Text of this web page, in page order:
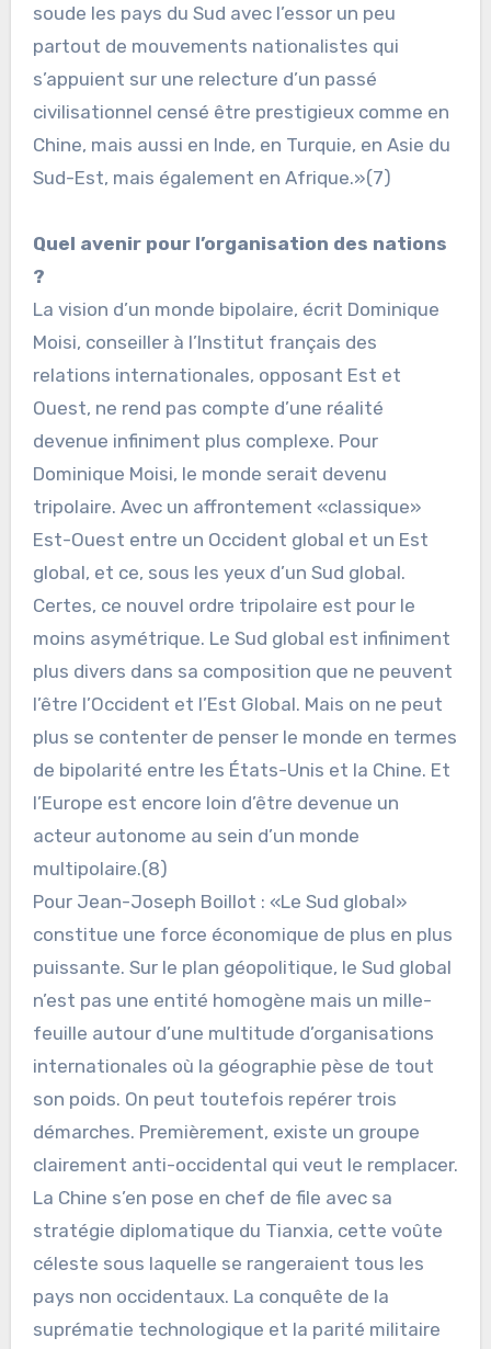
soude les pays du Sud avec l’essor un peu
partout de mouvements nationalistes qui
s’appuient sur une relecture d’un passé
civilisationnel censé être prestigieux comme en
Chine, mais aussi en Inde, en Turquie, en Asie du
Sud-Est, mais également en Afrique.»(7)
Quel avenir pour l’organisation des nations
?
La vision d’un monde bipolaire, écrit Dominique
Moisi, conseiller à l’Institut français des
relations internationales, opposant Est et
Ouest, ne rend pas compte d’une réalité
devenue infiniment plus complexe. Pour
Dominique Moisi, le monde serait devenu
tripolaire. Avec un affrontement «classique»
Est-Ouest entre un Occident global et un Est
global, et ce, sous les yeux d’un Sud global.
Certes, ce nouvel ordre tripolaire est pour le
moins asymétrique. Le Sud global est infiniment
plus divers dans sa composition que ne peuvent
l’être l’Occident et l’Est Global. Mais on ne peut
plus se contenter de penser le monde en termes
de bipolarité entre les États-Unis et la Chine. Et
l’Europe est encore loin d’être devenue un
acteur autonome au sein d’un monde
multipolaire.(8)
Pour Jean-Joseph Boillot : «Le Sud global»
constitue une force économique de plus en plus
puissante. Sur le plan géopolitique, le Sud global
n’est pas une entité homogène mais un mille-
feuille autour d’une multitude d’organisations
internationales où la géographie pèse de tout
son poids. On peut toutefois repérer trois
démarches. Premièrement, existe un groupe
clairement anti-occidental qui veut le remplacer.
La Chine s’en pose en chef de file avec sa
stratégie diplomatique du Tianxia, cette voûte
céleste sous laquelle se rangeraient tous les
pays non occidentaux. La conquête de la
suprématie technologique et la parité militaire